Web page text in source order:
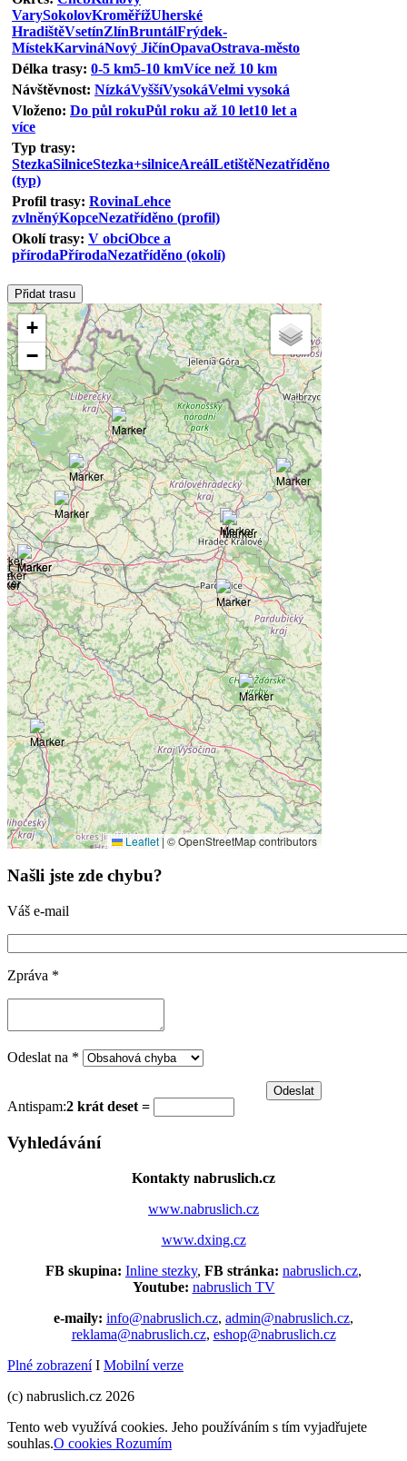
VarySokolovKroměřížUherské
HradištěVsetínZlínBruntálFrýdek-
MístekKarvináNový JičínOpavaOstrava-město
Délka trasy: 0-5 km5-10 kmVíce než 10 km
Návštěvnost: NízkáVyššíVysokáVelmi vysoká
Vloženo: Do půl rokuPůl roku až 10 let10 let a
více
Typ trasy:
StezkaSilniceStezka+silniceAreálLetištěNezatříděno
(typ)
Profil trasy: RovinaLehce
zvlněnýKopceNezatříděno (profil)
Okolí trasy: V obciObce a
přírodaPřírodaNezatříděno (okolí)
+
−
Leaflet | © OpenStreetMap contributors
Našli jste zde chybu?
Váš e-mail
Zpráva *
Odeslat na *
Antispam:2 krát deset =
Vyhledávání
Kontakty nabruslich.cz
www.nabruslich.cz
www.dxing.cz
FB skupina: Inline stezky, FB stránka: nabruslich.cz,
Youtube: nabruslich TV
e-maily: info@nabruslich.cz, admin@nabruslich.cz,
reklama@nabruslich.cz, eshop@nabruslich.cz
Plné zobrazeníI Mobilní verze
(c) nabruslich.cz 2026
Tento web využívá cookies. Jeho používáním s tím vyjadřujete
souhlas.O cookies Rozumím